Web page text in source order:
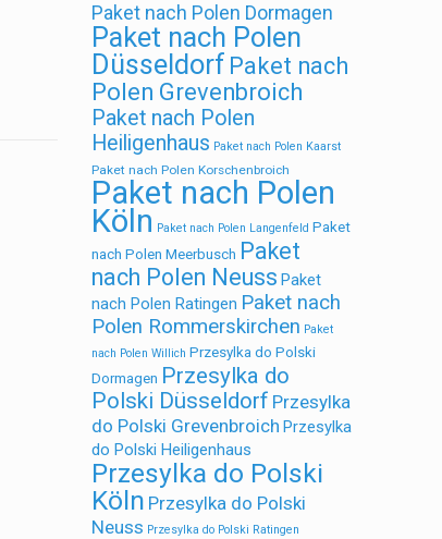
Paket nach Polen Dormagen
Paket nach Polen
Düsseldorf Paket nach
Polen Grevenbroich
Paket nach Polen
Heiligenhaus Paket nach Polen Kaarst
Paket nach Polen Korschenbroich
Paket nach Polen
Köln Paket nach Polen Langenfeld Paket
nach Polen Meerbusch Paket
nach Polen Neuss Paket
nach Polen Ratingen Paket nach
Polen Rommerskirchen Paket
nach Polen Willich Przesylka do Polski
Dormagen Przesylka do
Polski Düsseldorf Przesylka
do Polski Grevenbroich Przesylka
do Polski Heiligenhaus
Przesylka do Polski
Köln Przesylka do Polski
Neuss Przesylka do Polski Ratingen